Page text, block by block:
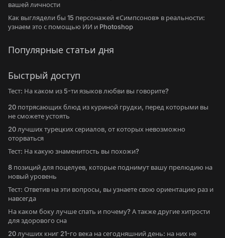
вашей личности
Как выглядели бы 15 персонажей «Симпсонов» в реальности:
узнаем это с помощью ИИ и Photoshop
Популярные статьи дня
Быстрый доступ
Тест: На каком из 5-ти языков любви вы говорите?
20 потрясающих блюд из куриной грудки, перед которыми вы
не сможете устоять
20 лучших турецких сериалов, от которых невозможно
оторваться
Тест: На какую знаменитость вы похожи?
8 позиций для поцелуев, которые поднимут вашу прелюдию на
новый уровень
Тест: Ответив на эти вопросы, вы узнаете свою ориентацию раз и
навсегда
На каком боку лучше спать и почему? А также другие хитрости
для здорового сна
20 лучших книг 21-го века на сегодняшний день: на них не